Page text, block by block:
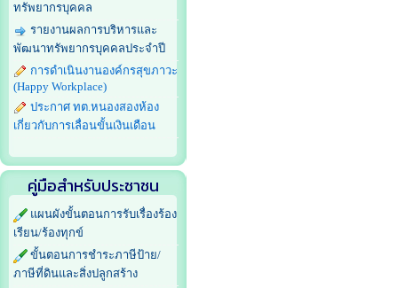
ทรัพยากรบุคคล
รายงานผลการบริหารและ
พัฒนาทรัพยากรบุคคลประจำปี
การดำเนินงานองค์กรสุขภาวะ
(Happy Workplace)
ประกาศ ทต.หนองสองห้อง
เกี่ยวกับการเลื่อนขั้นเงินเดือน
คู่มือสำหรับประชาชน
แผนผังขั้นตอนการรับเรื่องร้อง
เรียน/ร้องทุกข์
ขั้นตอนการชำระภาษีป้าย/
ภาษีที่ดินและสิ่งปลูกสร้าง